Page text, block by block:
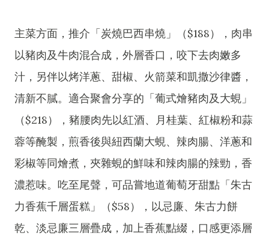
主菜方面，推介「炭燒巴西串燒」（$188），肉串
以豬肉及牛肉混合成，外層香口，咬下去肉嫩多
汁，另伴以烤洋蔥、甜椒、火箭菜和凱撒沙律醬，
清新不膩。適合聚會分享的「葡式燴豬肉及大蜆」
（$218），豬腰肉先以紅酒、月桂葉、紅椒粉和蒜
蓉等醃製，煎香後與紐西蘭大蜆、辣肉腸、洋蔥和
彩椒等同燴煮，夾雜蜆的鮮味和辣肉腸的辣勁，香
濃惹味。吃至尾聲，可品嘗地道葡萄牙甜點「朱古
力香蕉千層蛋糕」（$58），以忌廉、朱古力餅
乾、淡忌廉三層疊成，加上香蕉點綴，口感更添層